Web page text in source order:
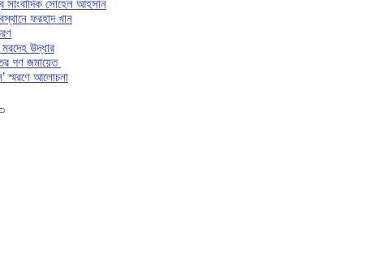
সাংবাদিক সোহেল আহসান
ফরহাদ খান
উদ্ধার
গণ জমায়েত
স্মরণে আলোচনা